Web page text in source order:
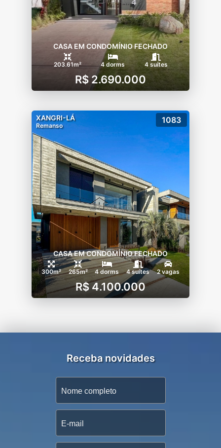
CASA EM CONDOMÍNIO FECHADO
203.61m² 4 dorms 4 suítes
R$ 2.690.000
XANGRI-LÁ
Remanso
1083
CASA EM CONDOMÍNIO FECHADO
300m² 265m² 4 dorms 4 suítes 2 vagas
R$ 4.100.000
Receba novidades